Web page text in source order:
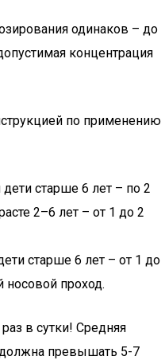
одинаков – до
концентрация
по применению
старше 6 лет – по 2
2–6 лет – от 1 до 2
старше 6 лет – от 1 до
проход.
в сутки! Средняя
должна превышать 5-7